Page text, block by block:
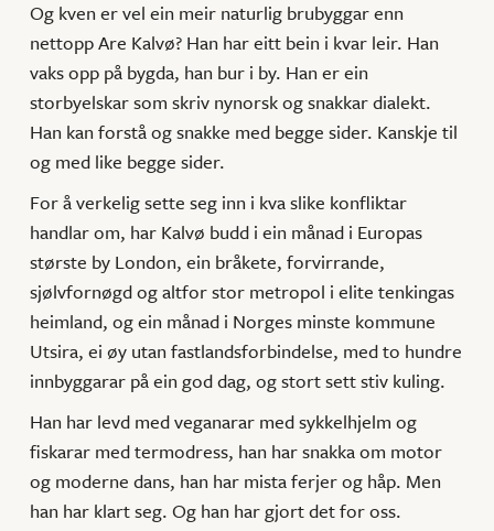
Og kven er vel ein meir naturlig brubyggar enn
nettopp Are Kalvø? Han har eitt bein i kvar leir. Han
vaks opp på bygda, han bur i by. Han er ein
storbyelskar som skriv nynorsk og snakkar dialekt.
Han kan forstå og snakke med begge sider. Kanskje til
og med like begge sider.
For å verkelig sette seg inn i kva slike konfliktar
handlar om, har Kalvø budd i ein månad i Europas
største by London, ein bråkete, forvirrande,
sjølvfornøgd og altfor stor metropol i elite tenkingas
heimland, og ein månad i Norges minste kommune
Utsira, ei øy utan fastlandsforbindelse, med to hundre
innbyggarar på ein god dag, og stort sett stiv kuling.
Han har levd med veganarar med sykkelhjelm og
fiskarar med termodress, han har snakka om motor
og moderne dans, han har mista ferjer og håp. Men
han har klart seg. Og han har gjort det for oss.